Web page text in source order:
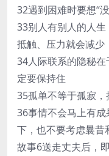
32遇到困难时要想“
33别人有别人的人生
抵触、压力就会减少
34人际联系的隐秘在
定要保持住
35孤单不等于孤寂
36事情不会马上有
下，也不要考虑曩昔
故事6送走丈夫后，